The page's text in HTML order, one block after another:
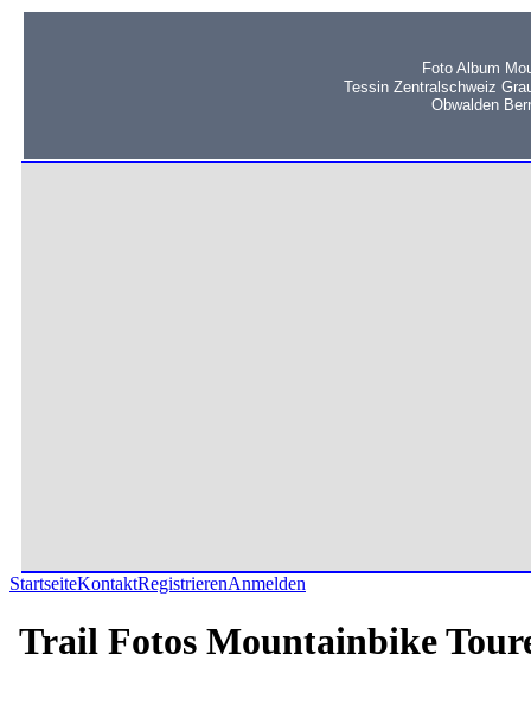
Foto Album
Tessin Zentralschweiz
Obwalden
StartseiteKontaktRegistrierenAnmelden
Trail Fotos Mountainbike